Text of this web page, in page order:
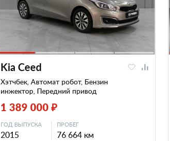
Kia Ceed
Хэтчбек, Автомат робот, Бензин
инжектор, Передний привод
1 389 000 ₽
ГОД ВЫПУСКА
2015
ПРОБЕГ
76 664 км